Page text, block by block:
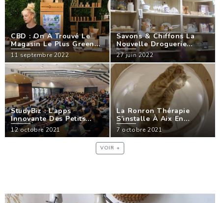
CBD : On A Trouvé Le
Magasin Le Plus Green
De Tout Aix En
Provence !
11 septembre 2022
Savons & Chiffons La
Nouvelle Droguerie
Tendance Aixoise !
27 juin 2022
StudyBiz : L’apps
Innovante Des Petits
Jobs Étudiant !
12 octobre 2021
La Ronron Thérapie
S’installe À Aix En
Provence
7 octobre 2021
VOIR +